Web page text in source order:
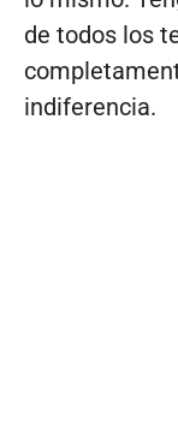
de todos los
indiferencia.